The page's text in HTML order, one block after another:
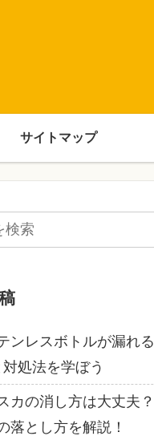
サイトマップ
ンレスボトルが漏れ
処法を学ぼう
カの消し方は大丈夫
落とし方を解説！